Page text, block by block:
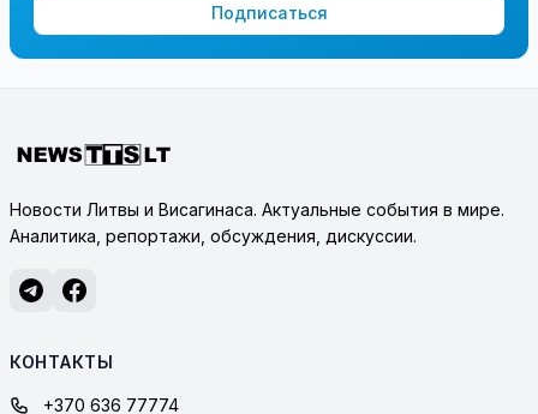
Подписаться
Новости Литвы и Висагинаса. Актуальные события в мире.
Аналитика, репортажи, обсуждения, дискуссии.
КОНТАКТЫ
+370 636 77774